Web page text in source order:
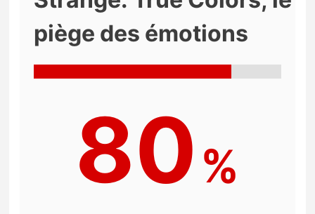
piège des émotions
80 %